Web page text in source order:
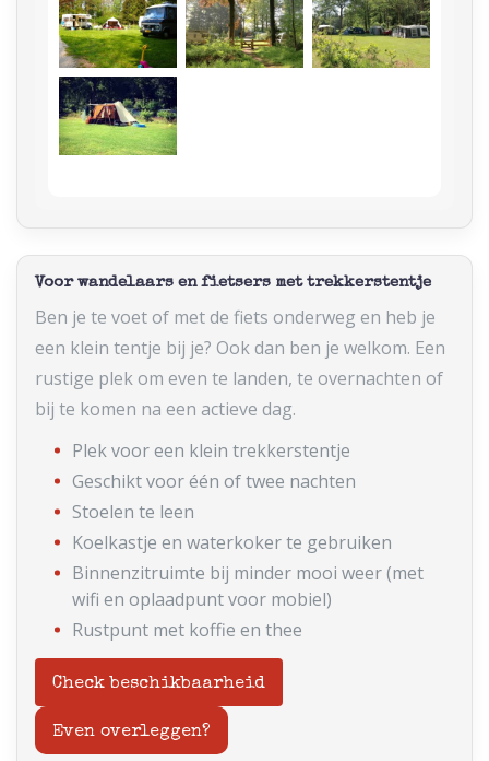
Voor wandelaars en fietsers met trekkerstentje
Ben je te voet of met de fiets onderweg en heb je
een klein tentje bij je? Ook dan ben je welkom. Een
rustige plek om even te landen, te overnachten of
bij te komen na een actieve dag.
Plek voor een klein trekkerstentje
Geschikt voor één of twee nachten
Stoelen te leen
Koelkastje en waterkoker te gebruiken
Binnenzitruimte bij minder mooi weer (met
wifi en oplaadpunt voor mobiel)
Rustpunt met koffie en thee
Check beschikbaarheid
Even overleggen?